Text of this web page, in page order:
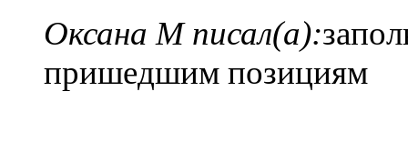
Оксана М писал(а):
пришедшим позициям